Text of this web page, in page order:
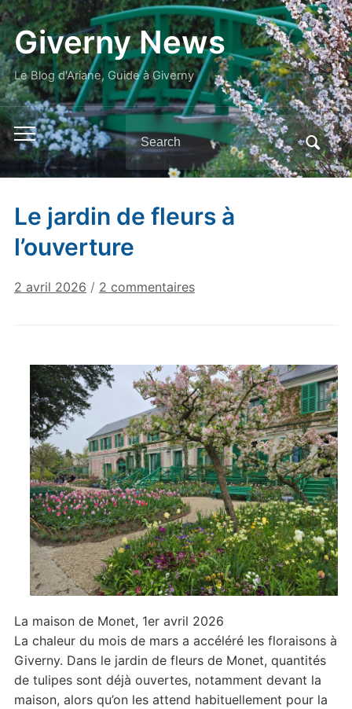
Giverny News
Le Blog d'Ariane, Guide à Giverny
Toggle
mobile
menu
Search
for:
Le jardin de fleurs à
l’ouverture
2 avril 2026 / 2 commentairessur
fleurs
à
l’ouverture
La maison de Monet, 1er avril 2026
La chaleur du mois de mars a accéléré les floraisons à
Giverny. Dans le jardin de fleurs de Monet, quantités
de tulipes sont déjà ouvertes, notamment devant la
maison, alors qu’on les attend habituellement pour la